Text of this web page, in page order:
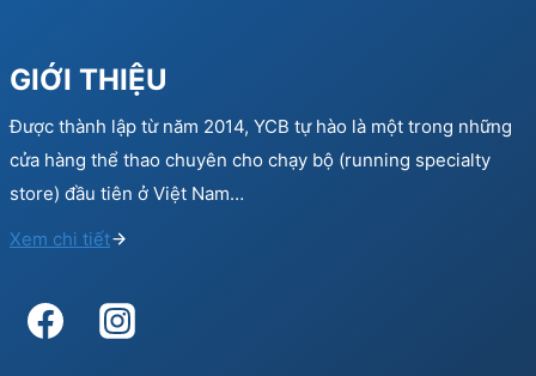
GIỚI THIỆU
Được thành lập từ năm 2014, YCB tự hào là một trong những
cửa hàng thể thao chuyên cho chạy bộ (running specialty
store) đầu tiên ở Việt Nam…
Xem chi tiết